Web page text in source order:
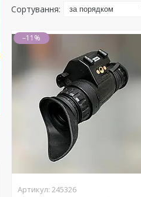
–11%
245326